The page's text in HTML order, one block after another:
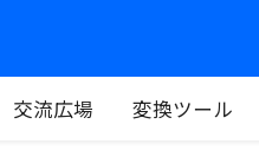
交流広場 変換ツール